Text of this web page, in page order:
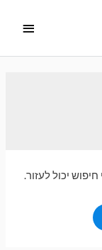
ראשי
יכול לעזור.